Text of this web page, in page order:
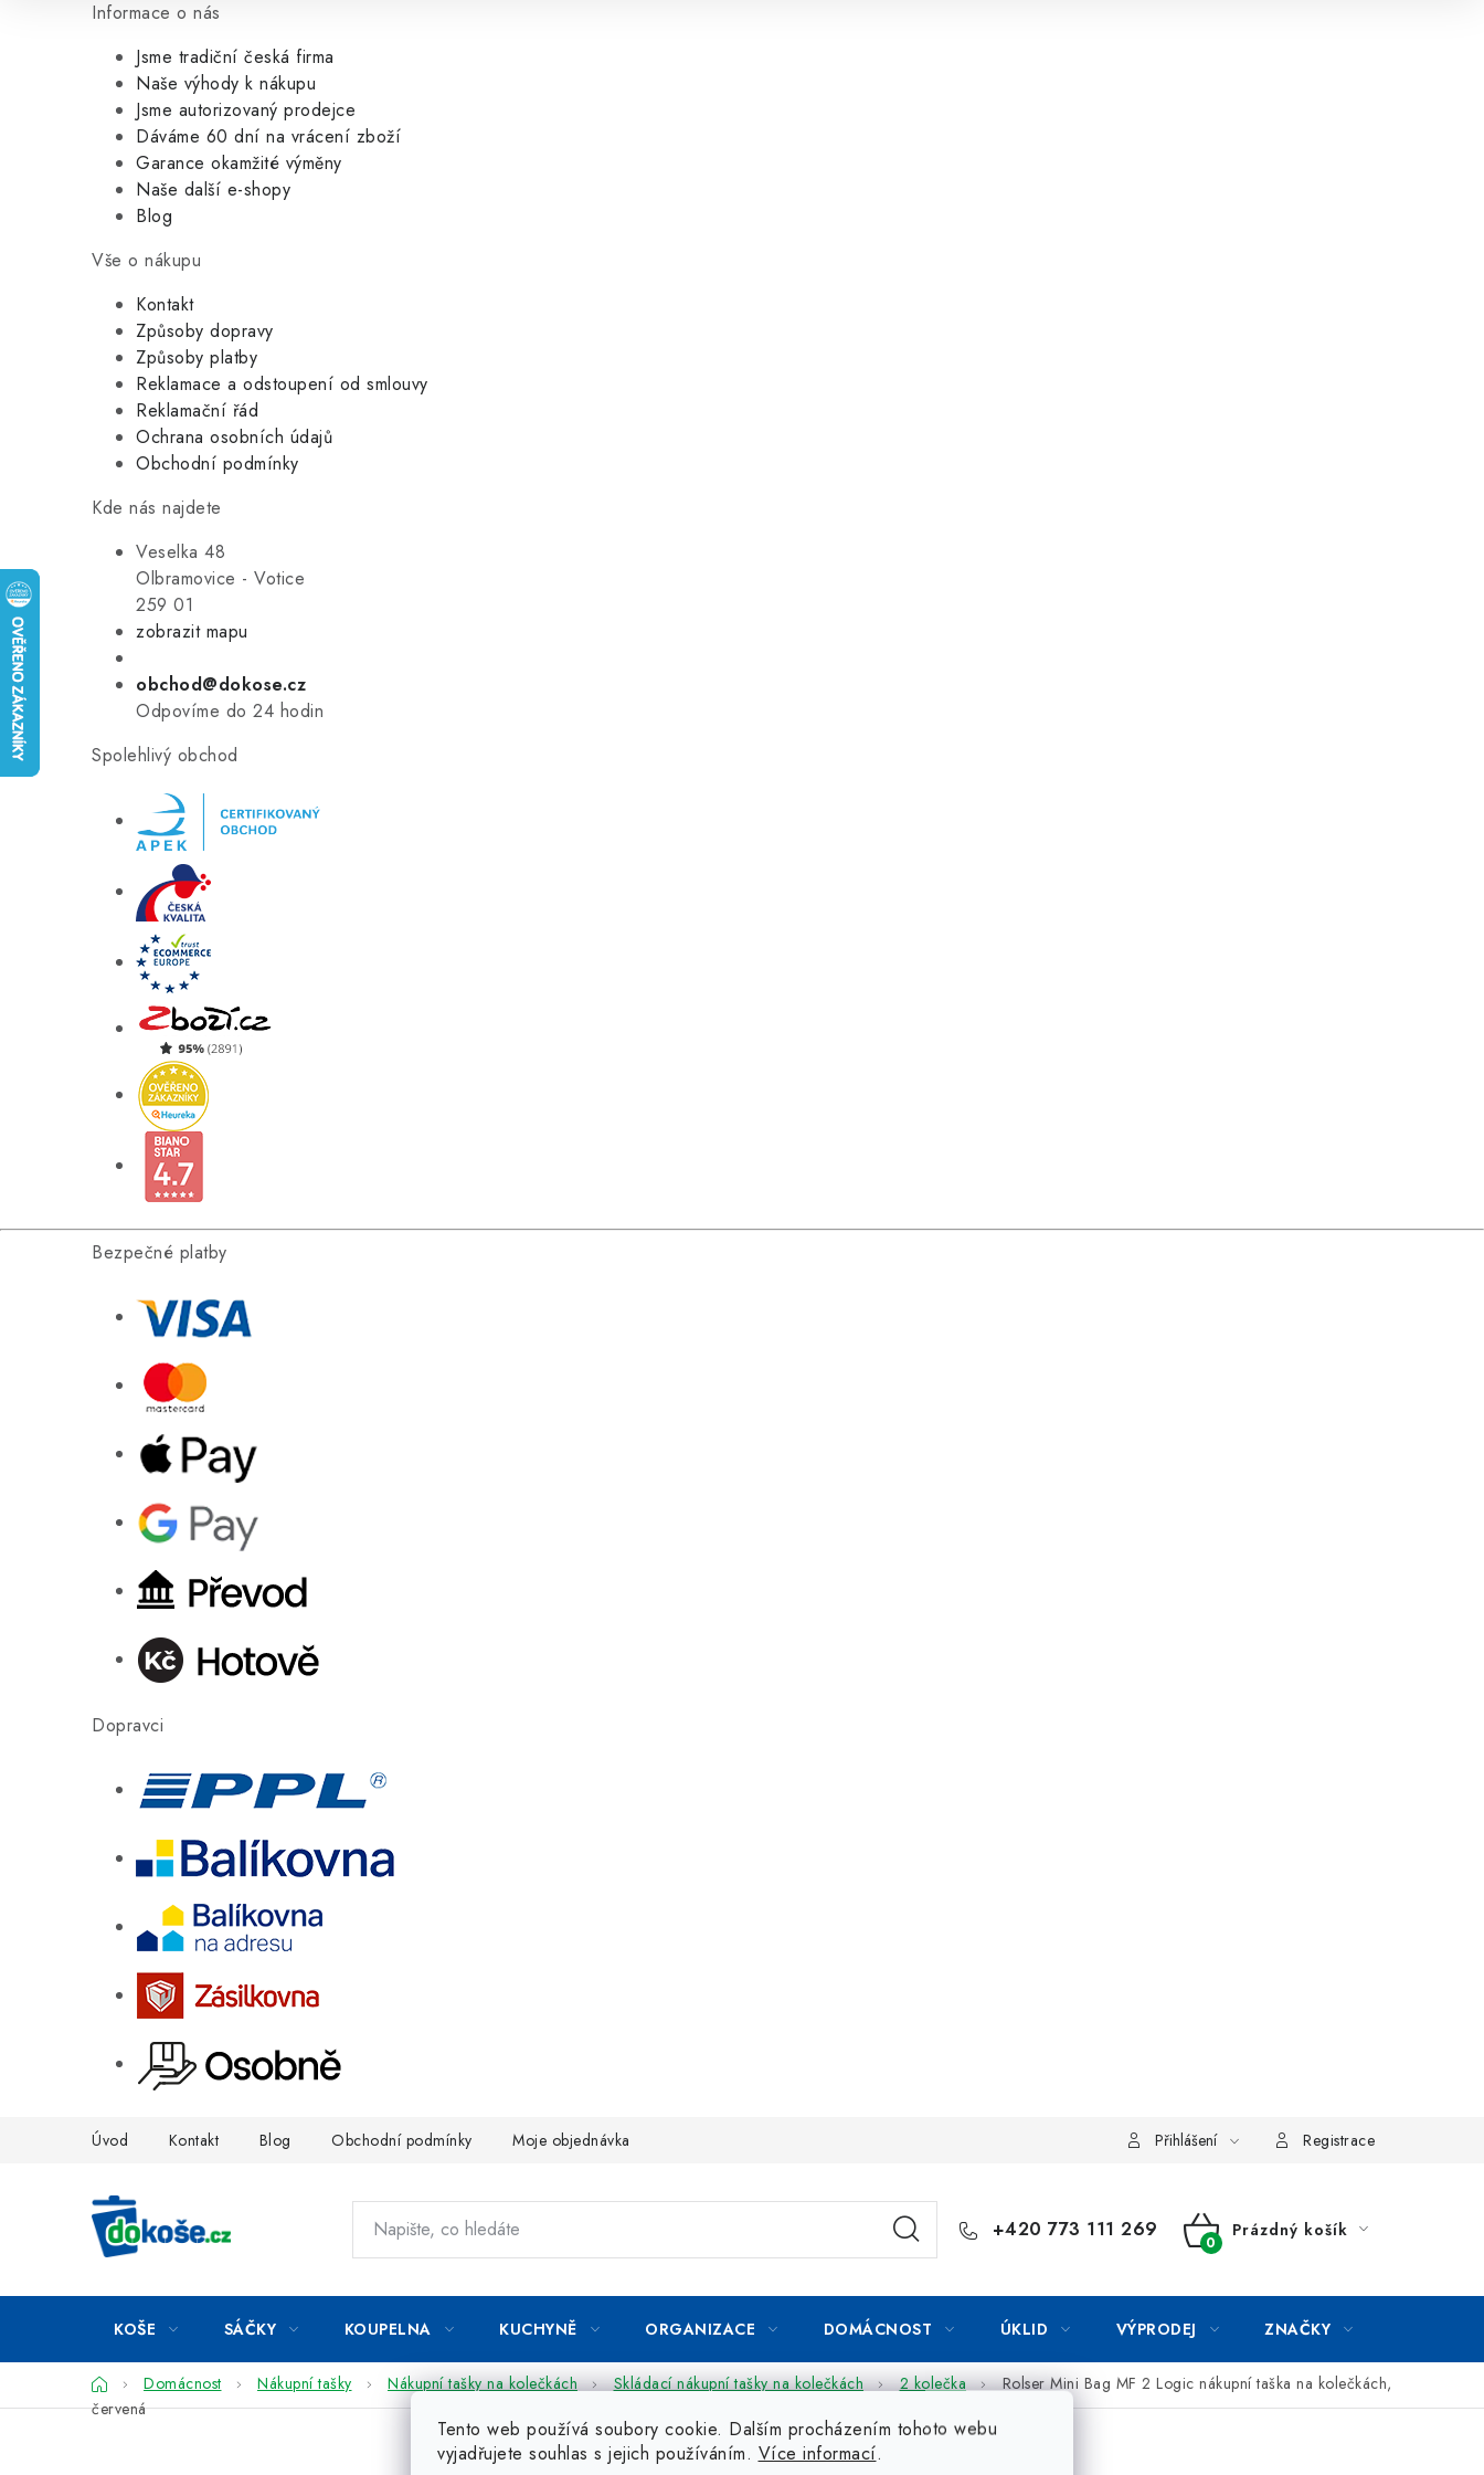
Informace o nás
Jsme tradiční česká firma
Naše výhody k nákupu
Jsme autorizovaný prodejce
Dáváme 60 dní na vrácení zboží
Garance okamžité výměny
Naše další e-shopy
Blog
Vše o nákupu
Kontakt
Způsoby dopravy
Způsoby platby
Reklamace a odstoupení od smlouvy
Reklamační řád
Ochrana osobních údajů
Obchodní podmínky
Kde nás najdete
Veselka 48
Olbramovice - Votice
259 01
zobrazit mapu
obchod@dokose.cz
Odpovíme do 24 hodin
Spolehlivý obchod
Bezpečné platby
Dopravci
Tento web používá soubory cookie. Dalším procházením tohoto webu
vyjadřujete souhlas s jejich používáním. Více informací.
Úvod Kontakt Blog Obchodní podmínky Moje objednávka Přihlášení Registrace
+420 773 111 269
NÁKUPNÍ
Prázdný košík
KOŠE SÁČKY KOUPELNA KUCHYNĚ ORGANIZACE DOMÁCNOST ÚKLID VÝPRODEJ ZNAČKY
DomůDomácnost Nákupní tašky Nákupní tašky na kolečkách Skládací nákupní tašky na kolečkách 2 kolečka
Rolser Mini Bag MF 2 Logic nákupní taška na kolečkách,
červená